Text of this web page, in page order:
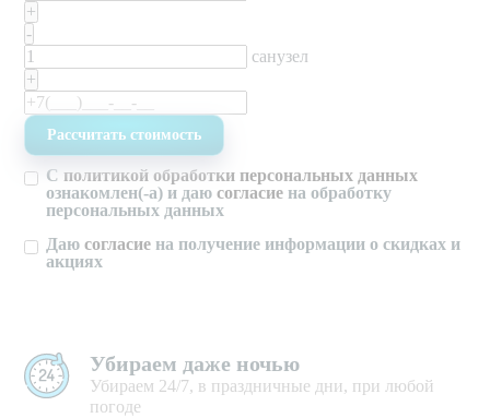
+
-
санузел
+
С политикой обработки персональных данных
ознакомлен(-а) и даюсогласие на обработку
персональных данных
Даюсогласие на получение информации о скидках и
акциях
Убираем даже ночью
Убираем 24/7, в праздничные дни, при любой
погоде